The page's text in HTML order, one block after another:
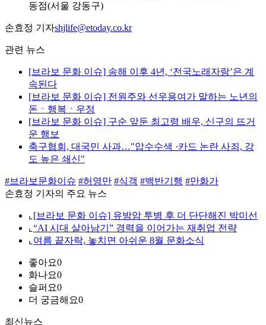
동점(서울 강동구)
손효정 기자shjlife@etoday.co.kr
관련 뉴스
[브라보 문화 이슈] 송해 이후 4년, ‘전국노래자랑’은 계
속된다
[브라보 문화 이슈] 전원주와 선우용여가 말하는 노년의
돈ㆍ행복ㆍ우정
[브라보 문화 이슈] 구순 앞둔 최고령 배우, 신구의 뜨거
운 행보
축구협회, 대국민 사과…"압수수색 ·카드 논란 사죄, 강
도 높은 쇄신"
#브라보문화이슈 #허영만 #식객 #백반기행 #만화가
손효정 기자의 주요 뉴스
⌞ [브라보 문화 이슈] 유방암 투병 후 더 단단해진 박미선
⌞ “AI 시대 살아남기” 경력을 이어가는 재취업 전략
⌞ 여름 끝자락, 놓치면 아쉬운 8월 문화소식
좋아요0
화나요0
슬퍼요0
더 궁금해요0
최신뉴스